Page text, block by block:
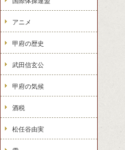
アニメ
甲府の歴史
武田信玄公
甲府の気候
酒税
松任谷由実